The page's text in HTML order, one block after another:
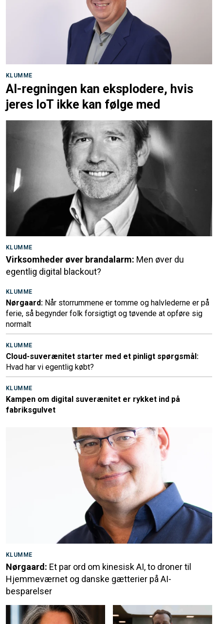
KLUMME
AI-regningen kan eksplodere, hvis
jeres IoT ikke kan følge med
KLUMME
Virksomheder øver brandalarm: Men øver du
egentlig digital blackout?
KLUMME
Nørgaard: Når storrummene er tomme og halvlederne er på
ferie, så begynder folk forsigtigt og tøvende at opføre sig
normalt
KLUMME
Cloud-suverænitet starter med et pinligt spørgsmål:
Hvad har vi egentlig købt?
KLUMME
Kampen om digital suverænitet er rykket ind på
fabriksgulvet
KLUMME
Nørgaard: Et par ord om kinesisk AI, to droner til
Hjemmeværnet og danske gætterier på AI-
besparelser